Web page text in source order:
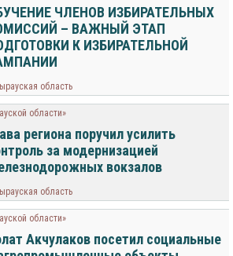
ЧЛЕНОВ ИЗБИРАТЕЛЬНЫХ
– ВАЖНЫЙ ЭТАП
К ИЗБИРАТЕЛЬНОЙ
область
области»
региона поручил усилить
за модернизацией
вокзалов
область
области»
Акчулаков посетил социальные